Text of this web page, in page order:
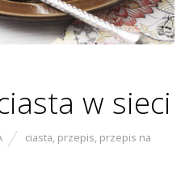
w sieci
ciasta, przepis, przepis na